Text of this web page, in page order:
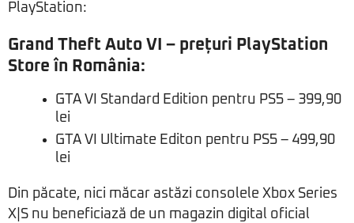
PlayStation:
Grand Theft Auto VI – prețuri PlayStation
Store în România:
GTA VI Standard Edition pentru PS5 – 399,90
lei
GTA VI Ultimate Editon pentru PS5 – 499,90
lei
Din păcate, nici măcar astăzi consolele Xbox Series
X|S nu beneficiază de un magazin digital oficial